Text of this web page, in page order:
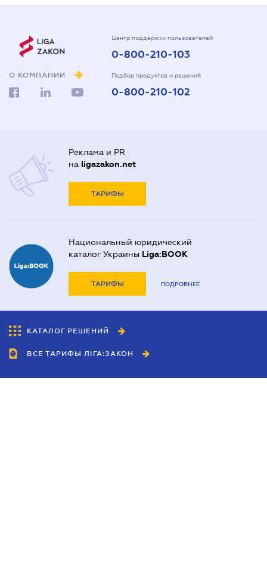
О КОМПАНИИ
Центр поддержки пользователей
0-800-210-103
Подбор продуктов и решений
0-800-210-102
Реклама и PR
на ligazakon.net
ТАРИФЫ
Национальный юридический
каталог Украины Liga:BOOK
ТАРИФЫ ПОДРОБНЕЕ
КАТАЛОГ РЕШЕНИЙ
ВСЕ ТАРИФЫ ЛІГА:ЗАКОН